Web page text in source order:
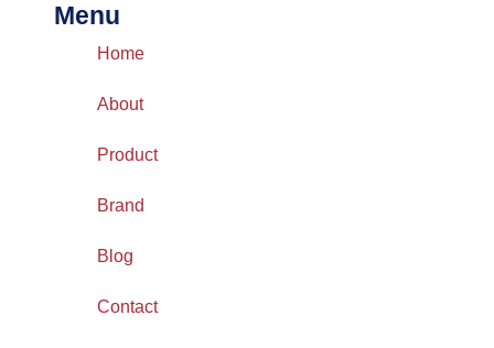
Menu
Home
About
Product
Brand
Blog
Contact